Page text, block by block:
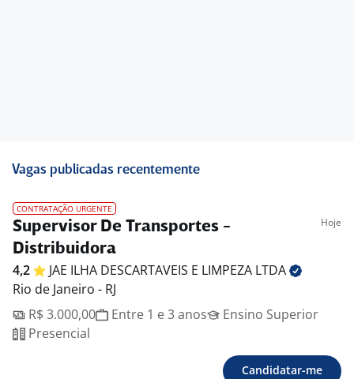
Vagas publicadas recentemente
CONTRATAÇÃO URGENTE
Supervisor De Transportes -
Distribuidora
Hoje
4,2 JAE ILHA DESCARTAVEIS E LIMPEZA LTDA
Rio de Janeiro - RJ
R$ 3.000,00
Entre 1 e 3 anos
Ensino Superior
Presencial
Candidatar-me